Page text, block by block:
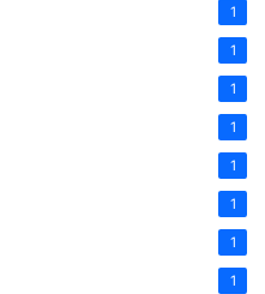
1
1
1
1
1
1
1
1